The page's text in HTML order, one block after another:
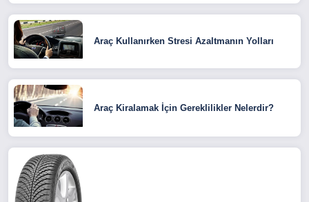
Araç Kullanırken Stresi Azaltmanın Yolları
Araç Kiralamak İçin Gereklilikler Nelerdir?